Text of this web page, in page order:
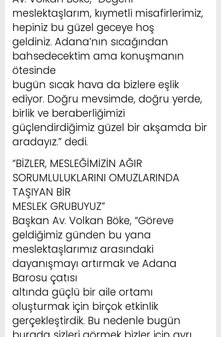
meslektaşlarım, kıymetli misafirlerimiz,
hepiniz bu güzel geceye hoş
geldiniz. Adana’nın sıcağından
bahsedecektim ama konuşmanın
ötesinde
bugün sıcak hava da bizlere eşlik
ediyor. Doğru mevsimde, doğru yerde,
birlik ve beraberliğimizi
güçlendirdiğimiz güzel bir akşamda bir
aradayız.” dedi.
“BİZLER, MESLEĞİMİZİN AĞIR
SORUMLULUKLARINI OMUZLARINDA
TAŞIYAN BİR
MESLEK GRUBUYUZ”
Başkan Av. Volkan Böke, “Göreve
geldiğimiz günden bu yana
meslektaşlarımız arasındaki
dayanışmayı artırmak ve Adana
Barosu çatısı
altında güçlü bir aile ortamı
oluşturmak için birçok etkinlik
gerçekleştirdik. Bu nedenle bugün